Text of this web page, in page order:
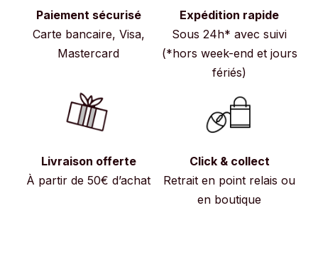
Paiement sécurisé
Carte bancaire, Visa,
Mastercard
Expédition rapide
Sous 24h* avec suivi
(*hors week-end et jours
fériés)
Livraison offerte
À partir de 50€ d’achat
Click & collect
Retrait en point relais ou
en boutique